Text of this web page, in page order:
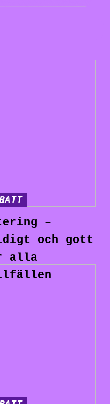
–
och gott
alla